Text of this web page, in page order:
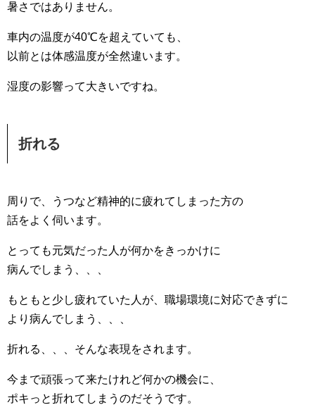
暑さではありません。
車内の温度が40℃を超えていても、
以前とは体感温度が全然違います。
湿度の影響って大きいですね。
折れる
周りで、うつなど精神的に疲れてしまった方の
話をよく伺います。
とっても元気だった人が何かをきっかけに
病んでしまう、、、
もともと少し疲れていた人が、職場環境に対応できずに
より病んでしまう、、、
折れる、、、そんな表現をされます。
今まで頑張って来たけれど何かの機会に、
ポキっと折れてしまうのだそうです。